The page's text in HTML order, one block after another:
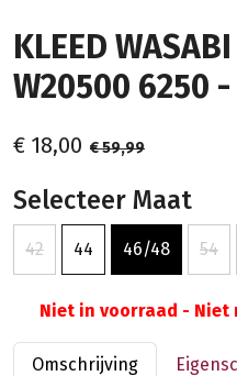
KLEED
W20500 6250
€ 18,00 € 59,99
Selecteer Maat
42 44 46/48 54
Niet in voorraad - Niet
Omschrijving